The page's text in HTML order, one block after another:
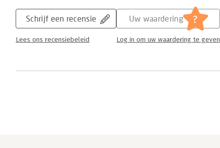
Schrijf een recensie
Lees ons recensiebeleid
Uw waardering ?
Log in om uw waardering te geven